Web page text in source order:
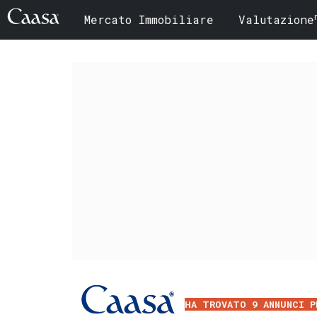
Mercato Immobiliare Valutazione
HA TROVATO 9 ANNUNCI